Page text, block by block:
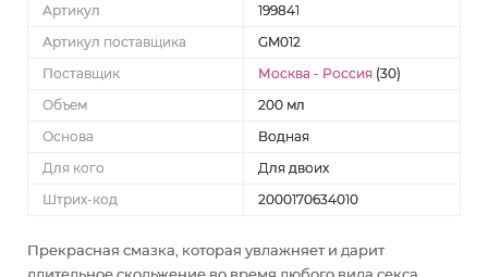
Артикул
199841
Артикул поставщика
GM012
Поставщик
Москва - Россия (30)
Объем
200 мл
Основа
Водная
Для кого
Для двоих
Штрих-код
2000170634010
Прекрасная смазка, которая увлажняет и дарит
длительное скольжение во время любого вида секса.